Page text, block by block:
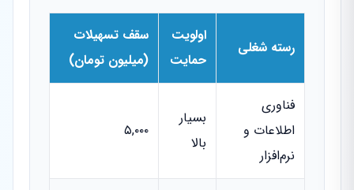
رسته شغلی
اولویت
حمایت
سقف تسهیلات
(میلیون تومان)
فناوری
اطلاعات و
نرم‌افزار
بسیار
بالا
۵,۰۰۰